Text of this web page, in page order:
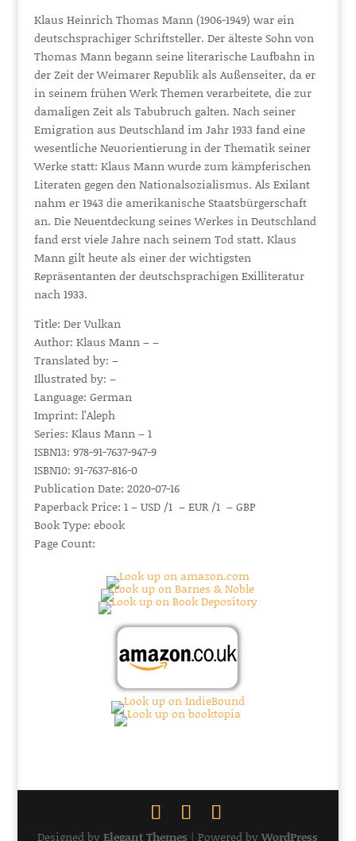
Klaus Heinrich Thomas Mann (1906-1949) war ein
deutschsprachiger Schriftsteller. Der älteste Sohn von
Thomas Mann begann seine literarische Laufbahn in
der Zeit der Weimarer Republik als Außenseiter, da er
in seinem frühen Werk Themen verarbeitete, die zur
damaligen Zeit als Tabubruch galten. Nach seiner
Emigration aus Deutschland im Jahr 1933 fand eine
wesentliche Neuorientierung in der Thematik seiner
Werke statt: Klaus Mann wurde zum kämpferischen
Literaten gegen den Nationalsozialismus. Als Exilant
nahm er 1943 die amerikanische Staatsbürgerschaft
an. Die Neuentdeckung seines Werkes in Deutschland
fand erst viele Jahre nach seinem Tod statt. Klaus
Mann gilt heute als einer der wichtigsten
Repräsentanten der deutschsprachigen Exilliteratur
nach 1933.
Title: Der Vulkan
Author: Klaus Mann – –
Translated by: –
Illustrated by: –
Language: German
Imprint: l’Aleph
Series: Klaus Mann – 1
ISBN13: 978-91-7637-947-9
ISBN10: 91-7637-816-0
Publication Date: 2020-07-16
Paperback Price: 1 – USD /1 – EUR /1 – GBP
Book Type: ebook
Page Count:
Designed byElegant Themes | Powered byWordPress